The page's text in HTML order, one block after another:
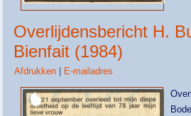
Overlijdensbericht H.
Bienfait (1984)
Afdrukken E-mailadres